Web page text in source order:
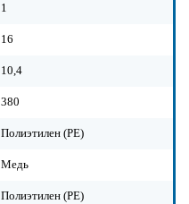
1
16
10,4
380
Полиэтилен (PE)
Медь
Полиэтилен (PE)